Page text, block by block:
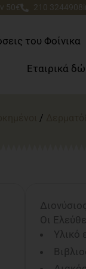
50€ 210 3244908
του Φοίνικα
Εταιρικά
/
Οι
Υλικό